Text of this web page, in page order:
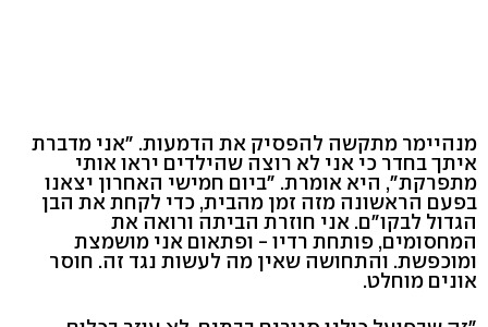
מנהיימר מתקשה להפסיק את הדמעות. "אני מדברת
איתך בחדר כי אני לא רוצה שהילדים יראו אותי
מתפרקת", היא אומרת. "ביום חמישי האחרון יצאנו
בפעם הראשונה מזה זמן מהבית, כדי לקחת את הבן
הגדול לבקו"ם. אני חוזרת הביתה ורואה את
המחסומים, פותחת רדיו - ופתאום אני מושמצת
ומוכפשת. והתחושה שאין מה לעשות נגד זה. חוסר
אונים מוחלט.